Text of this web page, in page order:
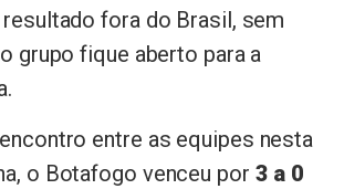
fora do Brasil, sem
grupo fique aberto para a
entre as equipes nesta
o Botafogo venceu por 3 a 0